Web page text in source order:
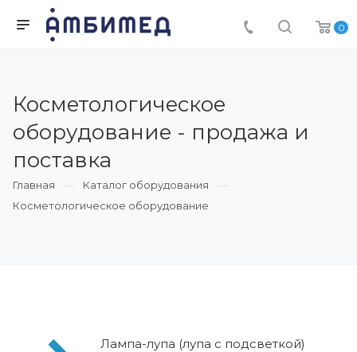
0
Косметологическое
оборудование - продажа и
поставка
Главная
Каталог оборудования
Косметологическое оборудование
Лампа-лупа (лупа с подсветкой)